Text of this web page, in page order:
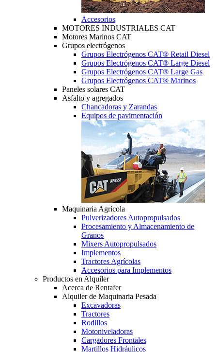
Accesorios
MOTORES INDUSTRIALES CAT
Motores Marinos CAT
Grupos electrógenos
Grupos Electrógenos CAT® Retail Diesel
Grupos Electrógenos CAT® Large Diesel
Grupos Electrógenos CAT® Large Gas
Grupos Electrógenos CAT® Marinos
Paneles solares CAT
Asfalto y agregados
Chancadoras y Zarandas
Equipos de pavimentación
Maquinaria Agrícola
Pulverizadores Autopropulsados
Procesamiento y Almacenamiento de
Granos
Mixers Autopropulsados
Implementos
Tractores Agrícolas
Accesorios para Implementos
Productos en Alquiler
Acerca de Rentafer
Alquiler de Maquinaria Pesada
Excavadoras
Tractores
Rodillos
Motoniveladoras
Cargadores Frontales
Martillos Hidráulicos